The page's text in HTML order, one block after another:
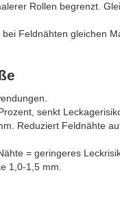
Rollen begrenzt.
Feldnähten gleichen
senkt
Reduziert Feldnähte
= geringeres
1,0-1,5 mm.